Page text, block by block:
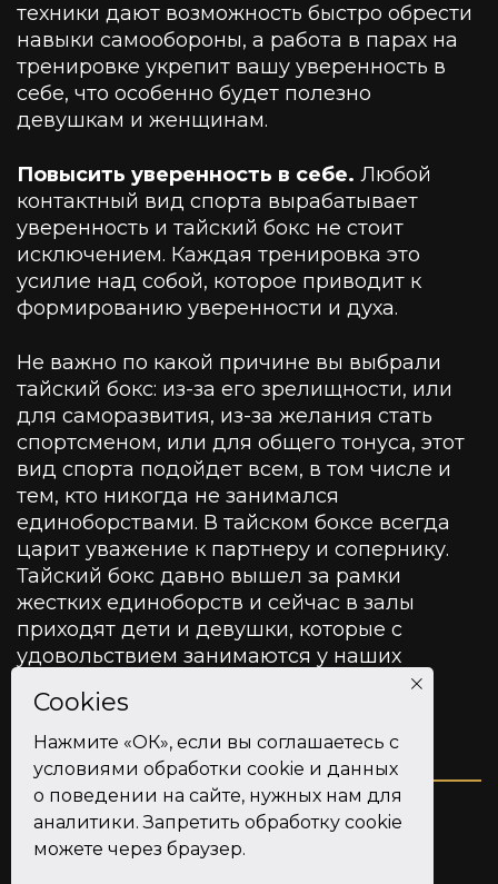
техники дают возможность быстро обрести
навыки самообороны, а работа в парах на
тренировке укрепит вашу уверенность в
себе, что особенно будет полезно
девушкам и женщинам.
Повысить уверенность в себе. Любой
контактный вид спорта вырабатывает
уверенность и тайский бокс не стоит
исключением. Каждая тренировка это
усилие над собой, которое приводит к
формированию уверенности и духа.
Не важно по какой причине вы выбрали
тайский бокс: из-за его зрелищности, или
для саморазвития, из-за желания стать
спортсменом, или для общего тонуса, этот
вид спорта подойдет всем, в том числе и
тем, кто никогда не занимался
единоборствами. В тайском боксе всегда
царит уважение к партнеру и сопернику.
Тайский бокс давно вышел за рамки
жестких единоборств и сейчас в залы
приходят дети и девушки, которые с
удовольствием занимаются у наших
© 2019 - 2026.
Только настоящий тайский бокс
Cookies
Нажмите «ОК», если вы соглашаетесь с
условиями обработки cookie и данных
о поведении на сайте, нужных нам для
аналитики. Запретить обработку cookie
можете через браузер.